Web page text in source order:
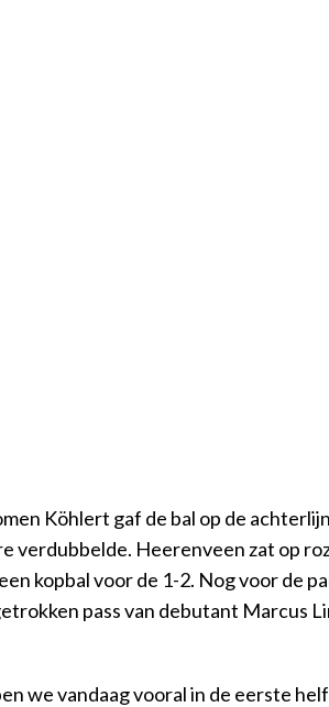
Köhlert gaf de bal op de
verdubbelde. Heerenveen zat op
kopbal voor de 1-2. Nog voor de
pass van debutant Marcus
we vandaag vooral in de eerste